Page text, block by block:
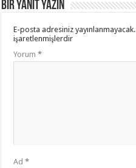
Bir yanıt yazın
E-posta adresiniz yayınlanmayacak.
işaretlenmişlerdir
Yorum*
Ad*